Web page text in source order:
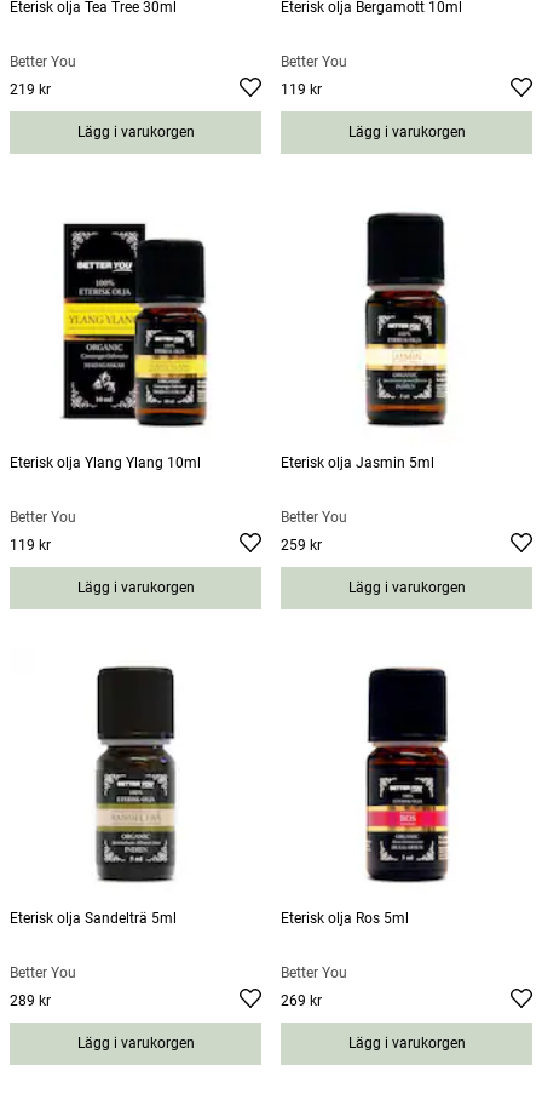
Eterisk olja Tea Tree 30ml
Better You
Pris:
219 kr
Lägg i varukorgen
Eterisk olja Bergamott 10ml
Better You
Pris:
119 kr
Lägg i varukorgen
Eterisk olja Ylang Ylang 10ml
Better You
Pris:
119 kr
Lägg i varukorgen
Eterisk olja Jasmin 5ml
Better You
Pris:
259 kr
Lägg i varukorgen
Eterisk olja Sandelträ 5ml
Better You
Pris:
289 kr
Lägg i varukorgen
Eterisk olja Ros 5ml
Better You
Pris:
269 kr
Lägg i varukorgen